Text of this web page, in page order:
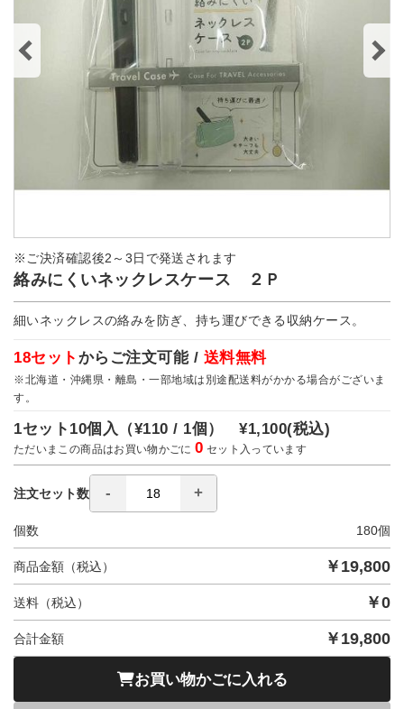
※ご決済確認後2～3日で発送されます
絡みにくいネックレスケース ２Ｐ
細いネックレスの絡みを防ぎ、持ち運びできる収納ケース。
18セット からご注文可能 / 送料無料
※北海道・沖縄県・離島・一部地域は別途配送料がかかる場合がございま
す。
1セット10個入（¥110 / 1個）¥1,100(税込)
ただいまこの商品はお買い物かごに0 セット入っています
注文セット数
個数 180個
商品金額（税込） ￥ 19,800
送料（税込） ￥0
合計金額 ￥ 19,800
お買い物かごに入れる